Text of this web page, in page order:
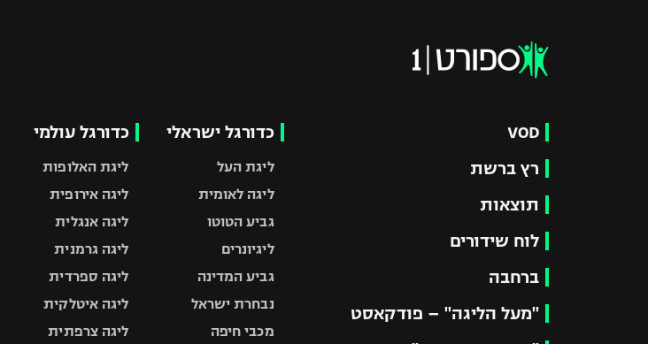
VOD
רץ ברשת
תוצאות
לוח שידורים
ברחבה
"מעל הליגה" – פודקאסט
כדורגל ישראלי
ליגת העל
ליגה לאומית
גביע הטוטו
ליגיונרים
גביע המדינה
נבחרת ישראל
מכבי חיפה
כדורגל עולמי
ליגת האלופות
ליגה אירופית
ליגה אנגלית
ליגה גרמנית
ליגה ספרדית
ליגה איטלקית
ליגה צרפתית